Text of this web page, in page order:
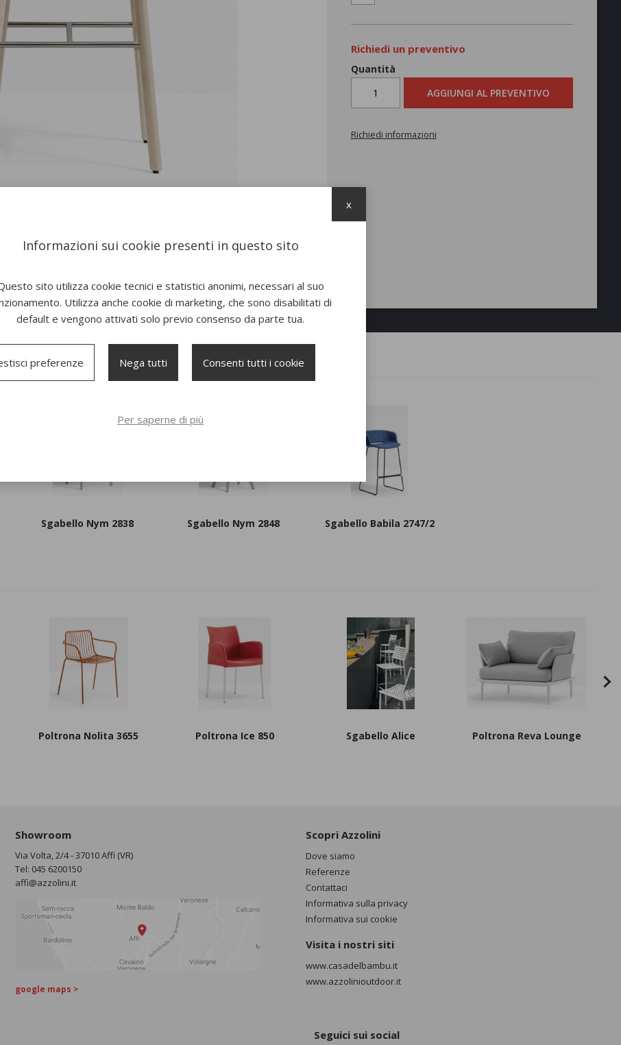
Richiedi un preventivo
Quantità
AGGIUNGI AL PREVENTIVO
Richiedi informazioni
Sgabello Nym 2838 Sgabello Nym 2848 Sgabello Babila 2747/2
Poltrona Nolita 3655 Poltrona Ice 850 Sgabello Alice Poltrona Reva Lounge
Showroom
Via Volta, 2/4 - 37010 Affi (VR)
Tel: 045 6200150
affi@azzolini.it
google maps >
Scopri Azzolini
Dove siamo
Referenze
Contattaci
Informativa sulla privacy
Informativa sui cookie
Visita i nostri siti
www.casadelbambu.it
www.azzolinioutdoor.it
Seguici sui social
Informazioni sui cookie presenti in questo sito
sito utilizza cookie tecnici e statistici anonimi, necessari al suo
Utilizza anche cookie di marketing, che sono disabilitati di
default e vengono attivati solo previo consenso da parte tua.
preferenze Nega tutti Consenti tutti i cookie
Per saperne di più
x